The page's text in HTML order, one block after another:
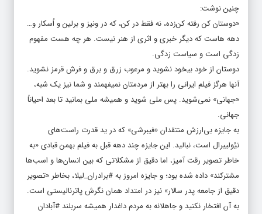
چنین نوشت:
«دوستان کن رفته کن‌زده، نه فقط در کن، که در ونیز و برلین و اُسکار و…
دهه هاست که دیگر خبری و اثری از هنر نیست. هر چه هست مفهوم
زدگی است و سیاست زدگی.
دوستان از خود بیخود نشوید و مرعوب زرق و برق و فرش قرمز نشوید.
آنها هرگز فیلم ایرانی را بهتر از مردمتان نمیفهمند و شما نیز یک شبه،
«جهانی» نمی‌شوید. پس ملی شوید و همیشه ملی بمانید تا بعد احیاناً
جهانی.
به جایزه بی‌ارزش منتقدان «فیبرشی» که در ید قدرت راست‌های
نیٔولیبرال است، نبالید. این جایزه چند دهه قبل به فیلم بهمن قبادی «به
خاطر تصویر رقت آمیز، اما دقیق از مشکلاتی که بین انسان‌ها و اسب‌ها
مشترکند» داده شده بود؛ و جایزه امروز به #برادران_لیلا، بخاطر «تصویر
دقیق از جامعه پدر سالار» نیز در امتداد همان نگرش پاترنالیستی است.
به آن افتخار نکنید و جاهلانه به مردم داغدار همیشه سربلند #آبادان